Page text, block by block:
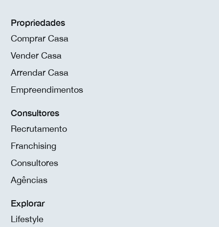
Propriedades
Comprar Casa
Vender Casa
Arrendar Casa
Empreendimentos
Consultores
Recrutamento
Franchising
Consultores
Agências
Explorar
Lifestyle